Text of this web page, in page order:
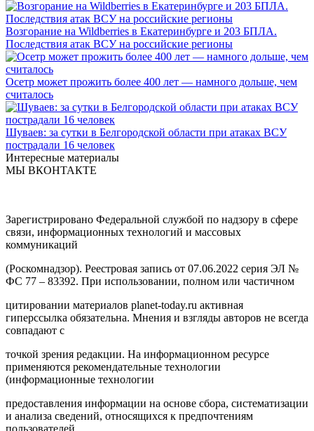
Возгорание на Wildberries в Екатеринбурге и 203 БПЛА.
Последствия атак ВСУ на российские регионы
Осетр может прожить более 400 лет — намного дольше, чем
считалось
Шуваев: за сутки в Белгородской области при атаках ВСУ
пострадали 16 человек
Интересные материалы
МЫ ВКОНТАКТЕ
Зарегистрировано Федеральной службой по надзору в сфере
связи, информационных технологий и массовых
коммуникаций
(Роскомнадзор). Реестровая запись от 07.06.2022 серия ЭЛ №
ФС 77 – 83392. При использовании, полном или частичном
цитировании материалов planet-today.ru активная
гиперссылка обязательна. Мнения и взгляды авторов не всегда
совпадают с
точкой зрения редакции. На информационном ресурсе
применяются рекомендательные технологии
(информационные технологии
предоставления информации на основе сбора, систематизации
и анализа сведений, относящихся к предпочтениям
пользователей